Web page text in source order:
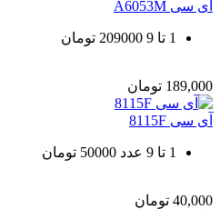
آی سی A6053M
1 تا 9 209000 تومان
189,000 تومان
آی سی 8115F
1 تا 9 عدد 50000 تومان
40,000 تومان